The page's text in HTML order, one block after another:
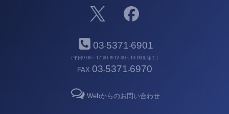
03-5371-6901
（平日9:00～17:00 ※12:00～13:00を除く）
FAX 03-5371-6970
Webからのお問い合わせ